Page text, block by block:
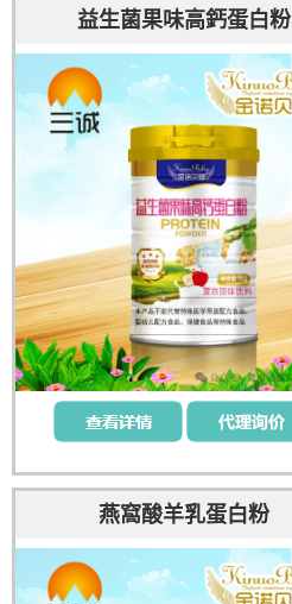
益生菌果味高鈣蛋白粉
燕窩酸羊乳蛋白粉